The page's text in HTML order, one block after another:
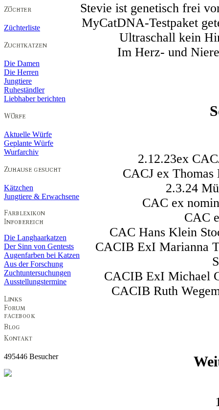
Züchterliste
Die Damen
Die Herren
Jungtiere
Ruheständler
Liebhaber berichten
Aktuelle Würfe
Geplante Würfe
Wurfarchiv
Kätzchen
Jungtiere & Erwachsene
Die Langhaarkatzen
Der Sinn von Gentests
Augenfarben bei Katzen
Aus der Forschung
Zuchtuntersuchungen
Ausstellungstermine
495446 Besucher
Stevie ist genetisch frei
MyCatDNA-Testpaket
Ultraschall kein
Im Herz- und
2.12.23ex
CACJ ex Thomas
2.3.24
CAC ex
CAC
CAC Hans Klein
CACIB ExI Marianna
CACIB ExI Michael
CACIB Ruth